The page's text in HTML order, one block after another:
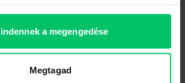
a megengedése
Megtagad